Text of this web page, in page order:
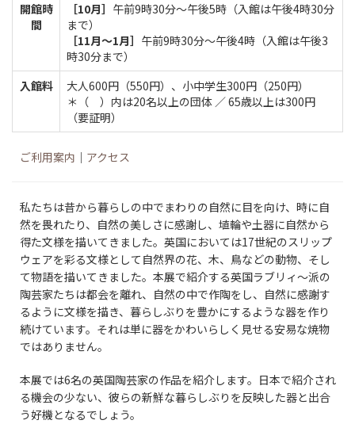
開館時
間
［10月］ 午前9時30分～午後5時（入館は午後4時30分
まで）
［11月～1月］ 午前9時30分～午後4時（入館は午後3
時30分まで）
入館料
大人600円（550円）、小中学生300円（250円）
＊（ ）内は20名以上の団体 ／ 65歳以上は300円
（要証明）
ご利用案内 ｜ アクセス
私たちは昔から暮らしの中でまわりの自然に目を向け、時に自
然を畏れたり、自然の美しさに感謝し、埴輪や土器に自然から
得た文様を描いてきました。英国においては17世紀のスリップ
ウェアを彩る文様として自然界の花、木、鳥などの動物、そし
て物語を描いてきました。本展で紹介する英国ラブリィ〜派の
陶芸家たちは都会を離れ、自然の中で作陶をし、自然に感謝す
るように文様を描き、暮らしぶりを豊かにするような器を作り
続けています。それは単に器をかわいらしく見せる安易な焼物
ではありません。
本展では6名の英国陶芸家の作品を紹介します。日本で紹介され
る機会の少ない、彼らの新鮮な暮らしぶりを反映した器と出合
う好機となるでしょう。